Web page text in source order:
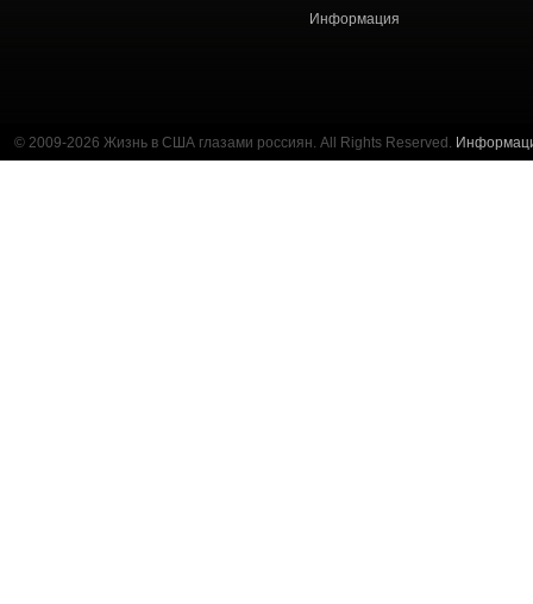
Информация
© 2009-2026 Жизнь в США глазами россиян. All Rights Reserved.